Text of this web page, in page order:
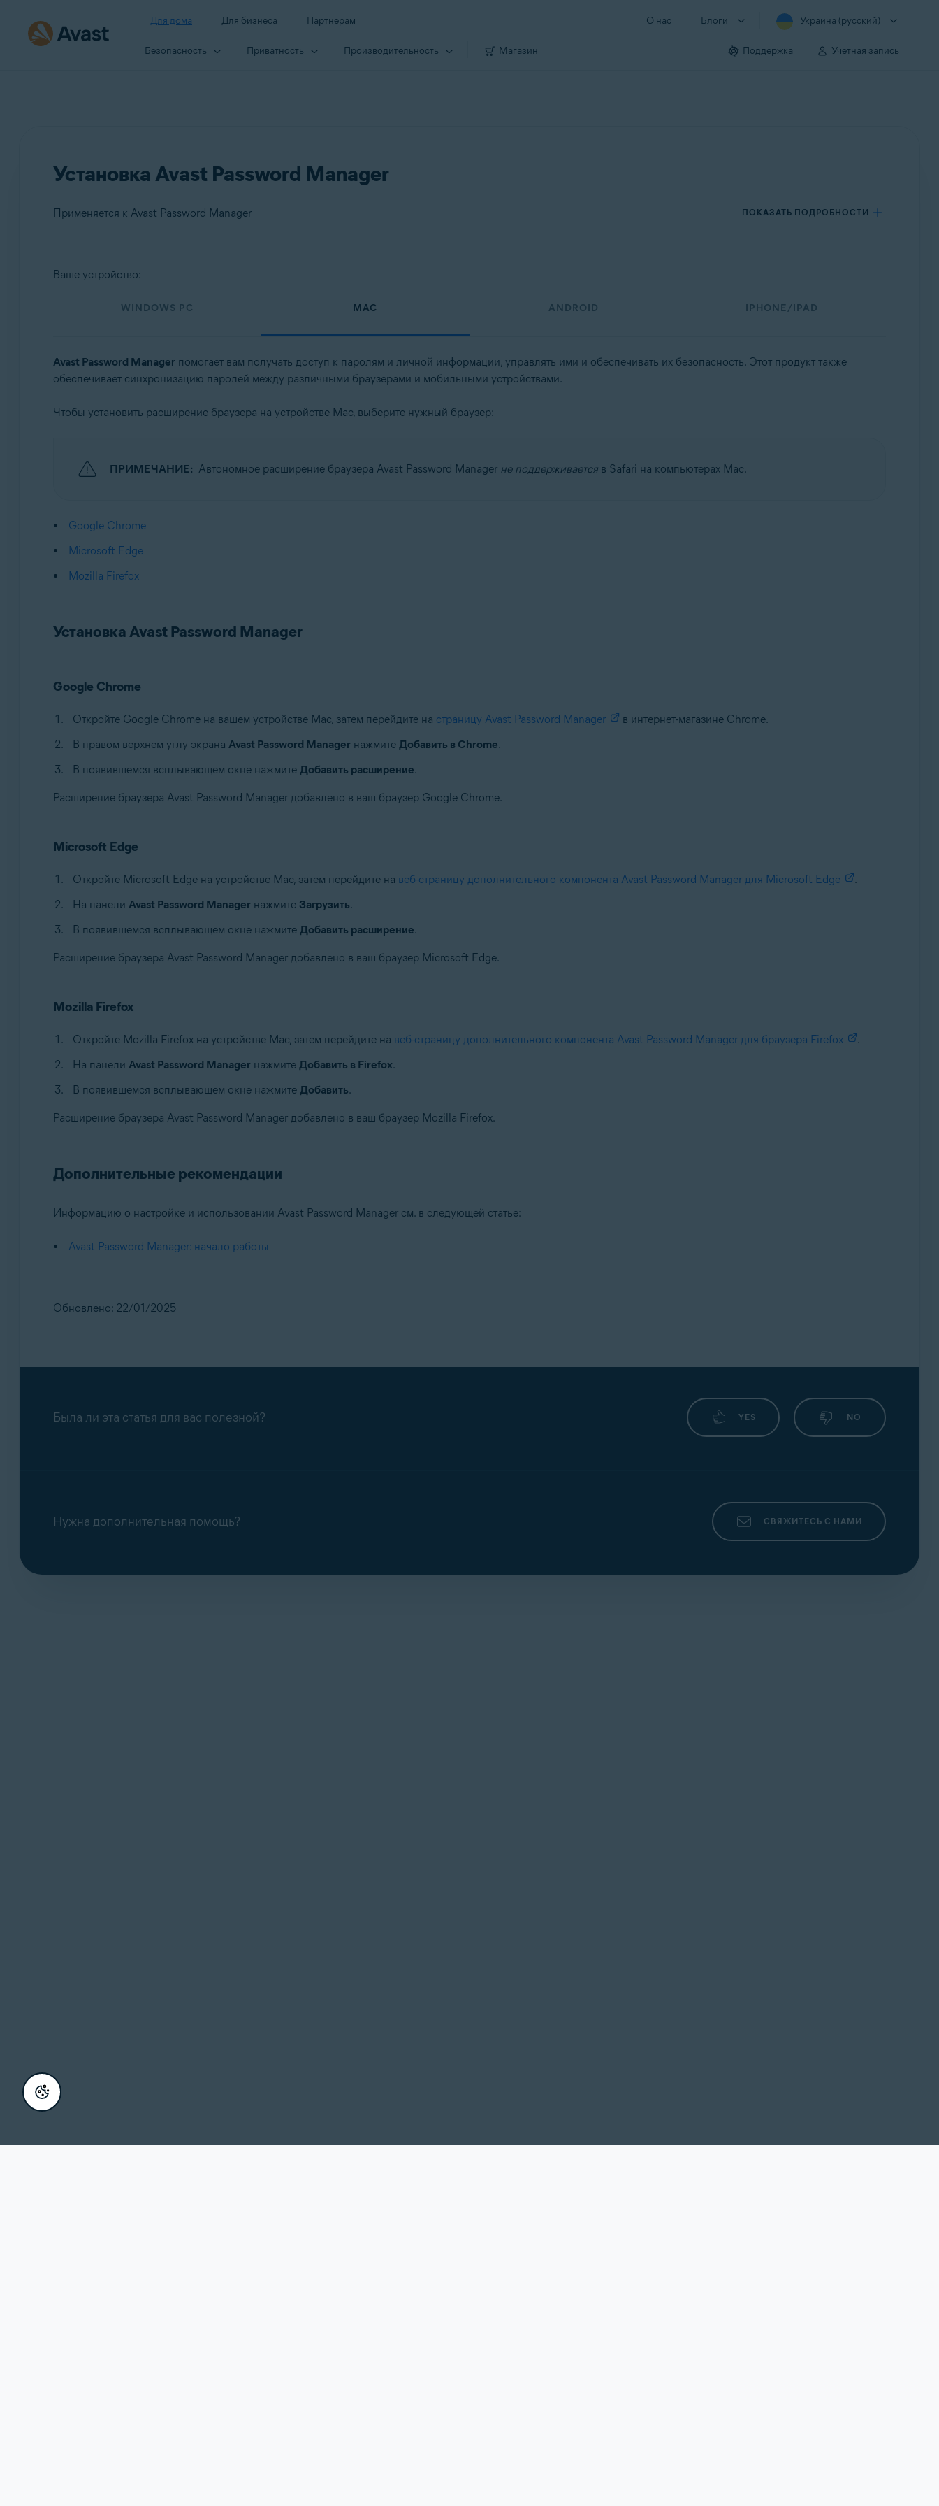
Для дома Для бизнеса Партнерам О нас Блоги Украина (русский)
Безопасность Приватность Производи­тельность Магазин Поддержка Учетная запись
Установка Avast Password Manager
Применяется к Avast Password Manager ПОКАЗАТЬ ПОДРОБНОСТИ
Продукты:
Ваше устройство:
WINDOWS PC MAC ANDROID IPHONE/IPAD
Avast Password Manager помогает вам получать доступ к паролям и личной информации, управлять ими и обеспечивать их безопасность. Этот продукт также
обеспечивает синхронизацию паролей между различными браузерами и мобильными устройствами.
Чтобы установить расширение браузера на устройстве Mac, выберите нужный браузер:
ПРИМЕЧАНИЕ: Автономное расширение браузера Avast Password Manager не поддерживаетсяв Safari на компьютерах Mac.
Google Chrome
Microsoft Edge
Mozilla Firefox
Установка Avast Password Manager
Google Chrome
Откройте Google Chrome на вашем устройстве Mac, затем перейдите на страницу Avast Password Manager
в интернет-магазине Chrome.
В правом верхнем углу экрана Avast Password Manager нажмите Добавить в Chrome.
В появившемся всплывающем окне нажмите Добавить расширение.
Расширение браузера Avast Password Manager добавлено в ваш браузер Google Chrome.
Microsoft Edge
Откройте Microsoft Edge на устройстве Mac, затем перейдите на веб-страницу дополнительного компонента Avast Password Manager для Microsoft Edge
.
На панели Avast Password Manager нажмите Загрузить.
В появившемся всплывающем окне нажмите Добавить расширение.
Расширение браузера Avast Password Manager добавлено в ваш браузер Microsoft Edge.
Mozilla Firefox
Откройте Mozilla Firefox на устройстве Mac, затем перейдите на веб-страницу дополнительного компонента Avast Password Manager для браузера Firefox
.
На панели Avast Password Manager нажмите Добавить в Firefox.
В появившемся всплывающем окне нажмите Добавить.
Расширение браузера Avast Password Manager добавлено в ваш браузер Mozilla Firefox.
Дополнительные рекомендации
Информацию о настройке и использовании Avast Password Manager см. в следующей статье:
Avast Password Manager: начало работы
Обновлено: 22/01/2025
Была ли эта статья для вас полезной? YES NO
Нужна дополнительная помощь? СВЯЖИТЕСЬ С НАМИ